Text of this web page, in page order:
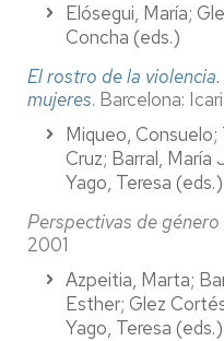
Elósegui, María;
Concha (eds.)
El rostro de la
mujeres. Barcelona:
Miqueo,
Cruz; Barral, María
Yago, Teresa (eds.)
Perspectivas de género
2001
Azpeitia, Marta;
Esther; Glez
Yago, Teresa (eds.)